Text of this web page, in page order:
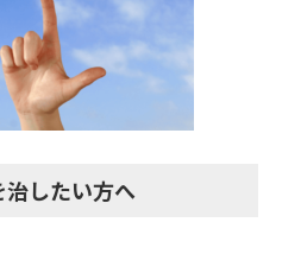
したい方へ